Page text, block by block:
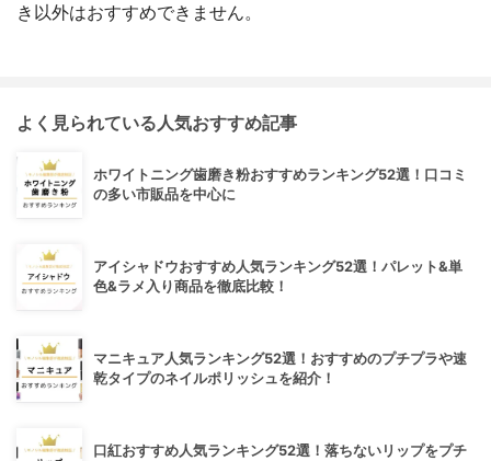
き以外はおすすめできません。
よく見られている人気おすすめ記事
ホワイトニング歯磨き粉おすすめランキング52選！口コミ
の多い市販品を中心に
アイシャドウおすすめ人気ランキング52選！パレット&単
色&ラメ入り商品を徹底比較！
マニキュア人気ランキング52選！おすすめのプチプラや速
乾タイプのネイルポリッシュを紹介！
口紅おすすめ人気ランキング52選！落ちないリップをプチ